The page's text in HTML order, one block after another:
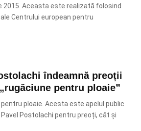
2015. Aceasta este realizată folosind
Centrului european pentru
îndeamnă preoții
pentru ploaie”
pentru ploaie. Acesta este apelul public
Postolachi pentru preoți, cât și